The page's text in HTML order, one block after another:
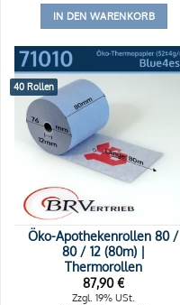
IN DEN WARENKORB
40 Rollen
Öko-Apothekenrollen 80 /
80 / 12 (80m) |
Thermorollen
87,90€
Zzgl. 19% USt.